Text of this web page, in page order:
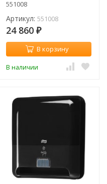
551008
Артикул: 551008
24 860 ₽
В корзину
В наличии